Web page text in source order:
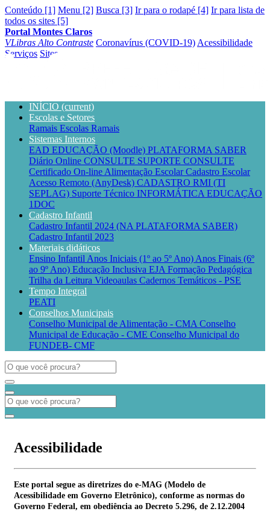
Conteúdo [1] Menu [2] Busca [3] Ir para o rodapé [4] Ir para lista de
todos os sites [5]
Portal Montes Claros
VLibras Alto Contraste Coronavírus (COVID-19) Acessibilidade
Serviços Sites
INÍCIO (current)
Escolas e Setores
Ramais Escolas Ramais
Sistemas Internos
EAD EDUCAÇÃO (Moodle) PLATAFORMA SABER
Diário Online CONSULTE SUPORTE CONSULTE
Certificado On-line Alimentação EscolarCadastro Escolar
Acesso Remoto (AnyDesk) CADASTRO RMI (TI
SEPLAG) Suporte Técnico INFORMÁTICA EDUCAÇÃO
1DOC
Cadastro Infantil
Cadastro Infantil 2024 (NA PLATAFORMA SABER)
Cadastro Infantil 2023
Materiais didáticos
Ensino Infantil Anos Iniciais (1º ao 5º Ano) Anos Finais (6º
ao 9º Ano) Educação Inclusiva EJA Formação Pedagógica
Trilha da Leitura Videoaulas Cadernos Temáticos - PSE
Tempo Integral
PEATI
Conselhos Municipais
Conselho Municipal de Alimentação - CMA Conselho
Municipal de Educação - CME Conselho Municipal do
FUNDEB- CMF
Acessibilidade
Este portal segue as diretrizes do e-MAG (Modelo de
Acessibilidade em Governo Eletrônico), conforme as normas do
Governo Federal, em obediência ao Decreto 5.296, de 2.12.2004